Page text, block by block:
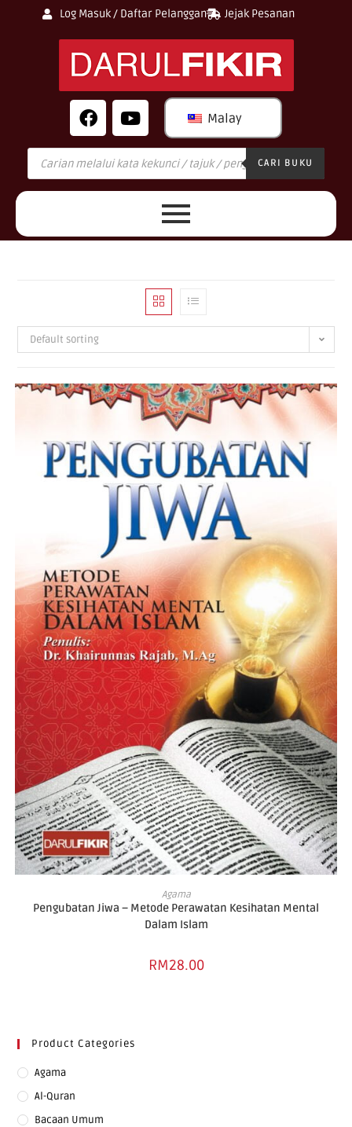
Log Masuk / Daftar Pelanggan Jejak Pesanan
Malay
CARI BUKU
Default sorting
ADD TO CART
Agama
Pengubatan Jiwa – Metode Perawatan Kesihatan Mental
Dalam Islam
RM28.00
Product Categories
Agama
Al-Quran
Bacaan Umum